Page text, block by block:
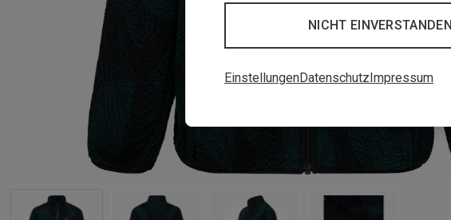
NICHT EINVERSTANDEN
EinstellungenDatenschutz Impressum